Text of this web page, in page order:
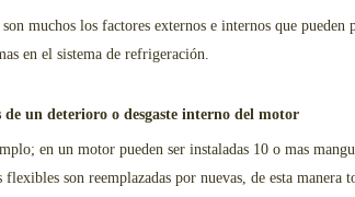
muchos los factores externos e internos que
en el sistema de refrigeración.
de un deterioro o desgaste interno del motor
en un motor pueden ser instaladas 10 o mas
flexibles son reemplazadas por nuevas, de esta manera